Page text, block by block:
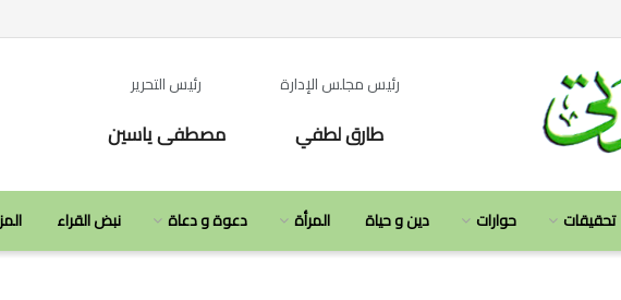
رئيس مجلس الإدارة
طارق لطفي
رئيس التحرير
مصطفى ياسين
تحقيقات حوارات دين و حياة المرأة دعوة و دعاة نبض القراء